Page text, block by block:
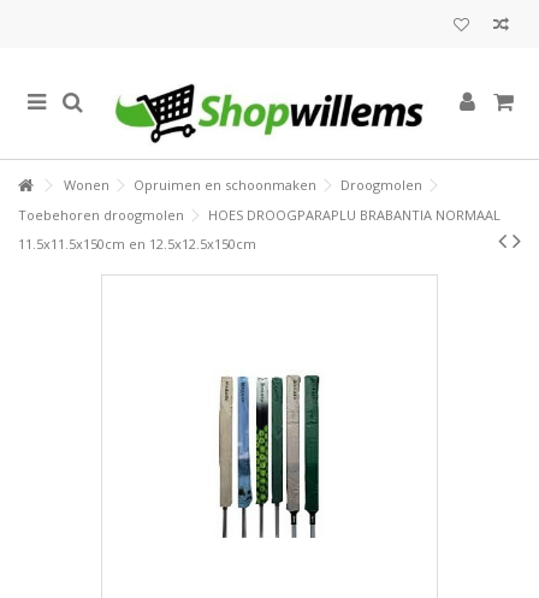
Wonen Opruimen en schoonmaken
Droogmolen
Toebehoren droogmolen
HOES DROOGPARAPLU BRABANTIA NORMAAL
11.5x11.5x150cm en 12.5x12.5x150cm